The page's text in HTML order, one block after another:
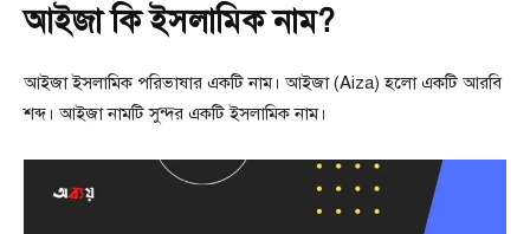
আইজা কি ইসলামিক নাম?
আইজা ইসলামিক পরিভাষার একটি নাম। আইজা (Aiza) হলো একটি আরবি
শব্দ। আইজা নামটি সুন্দর একটি ইসলামিক নাম।